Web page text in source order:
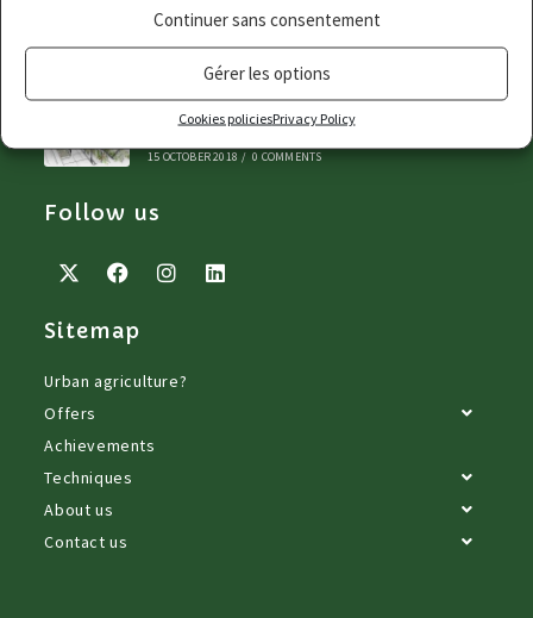
Continuer sans consentement
Gérer les options
Cookies policiesPrivacy Policy
Winner – Aquaponics in the 12th district
of Paris
15 OCTOBER 2018 / 0 COMMENTS
Follow us
Sitemap
Urban agriculture?
Offers
Achievements
Techniques
About us
Contact us